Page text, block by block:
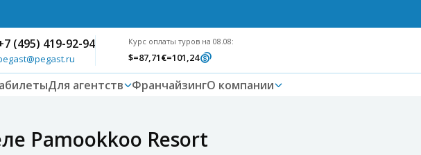
(495) 419-92-94 Курс оплаты туров на 08.08:
$=87,71€=101,24
Для агентств ФранчайзингО компании
Pamookkoo Resort